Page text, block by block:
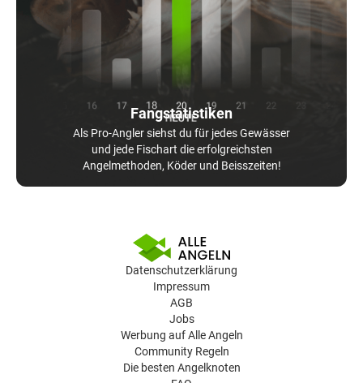
Fangstatistiken
Als Pro-Angler siehst du für jedes Gewässer
und jede Fischart die erfolgreichsten
Angelmethoden, Köder und Beisszeiten!
Datenschutzerklärung
Impressum
AGB
Jobs
Werbung auf Alle Angeln
Community Regeln
Die besten Angelknoten